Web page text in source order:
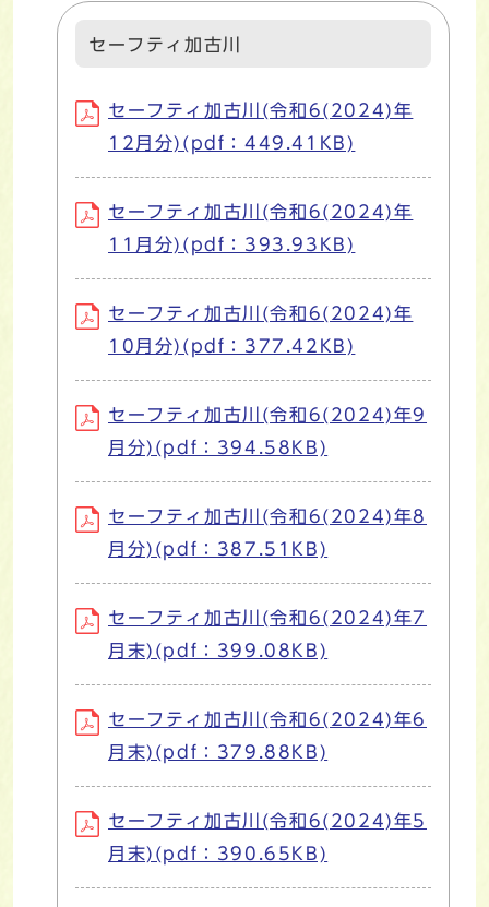
セーフティ加古川
セーフティ加古川(令和6(2024)年
12月分)(pdf：449.41KB)
セーフティ加古川(令和6(2024)年
11月分)(pdf：393.93KB)
セーフティ加古川(令和6(2024)年
10月分)(pdf：377.42KB)
セーフティ加古川(令和6(2024)年9
月分)(pdf：394.58KB)
セーフティ加古川(令和6(2024)年8
月分)(pdf：387.51KB)
セーフティ加古川(令和6(2024)年7
月末)(pdf：399.08KB)
セーフティ加古川(令和6(2024)年6
月末)(pdf：379.88KB)
セーフティ加古川(令和6(2024)年5
月末)(pdf：390.65KB)